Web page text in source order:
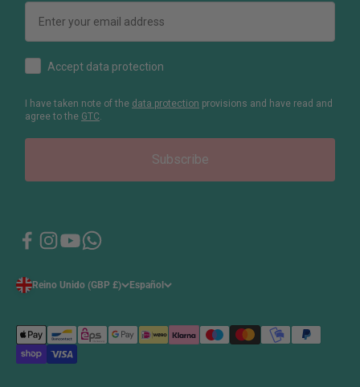
Email
How would you like to hear from us?
Accept data protection
I have taken note of the data protection provisions and have read and
agree to the GTC.
Subscribe
Reino Unido (GBP £) Español